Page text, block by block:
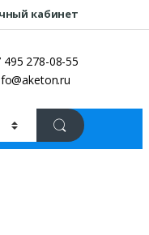
кабинет
495 278-08-55